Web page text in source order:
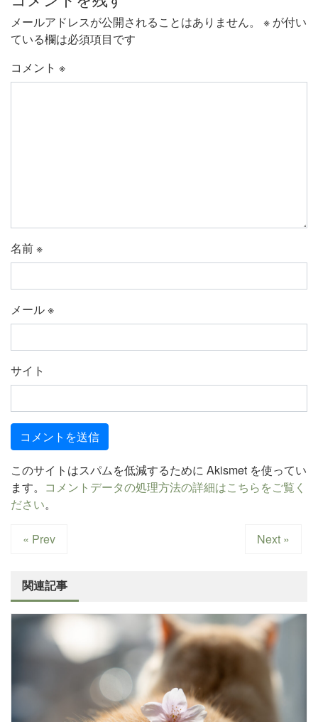
メールアドレスが公開されることはありません。 ※ が付い
ている欄は必須項目です
コメント ※
名前※
メール※
サイト
このサイトはスパムを低減するために Akismet を使ってい
ます。 コメントデータの処理方法の詳細はこちらをご覧く
ださい。
« Prev Next »
関連記事